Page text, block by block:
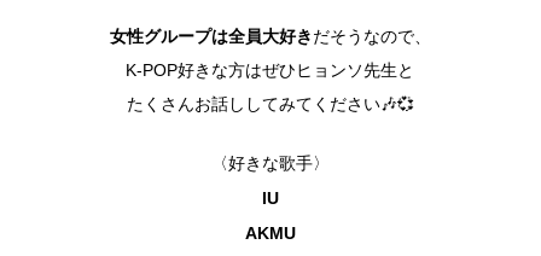
女性グループは全員大好き だそうなので、
K-POP好きな方はぜひヒョンソ先生と
たくさんお話ししてみてください🎶💞
〈好きな歌手〉
IU
AKMU